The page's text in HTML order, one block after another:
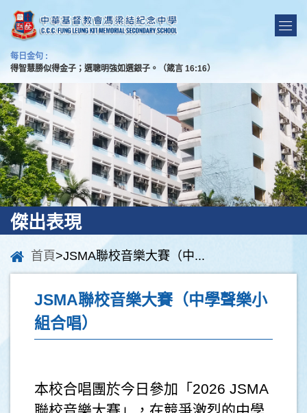
每日金句 :
得智慧勝似得金子；選聰明強如選銀子。（箴言 16:16）
傑出表現
首頁>JSMA聯校音樂大賽（中...
JSMA聯校音樂大賽（中學聲樂小
組合唱）
本校合唱團於今日參加「2026 JSMA